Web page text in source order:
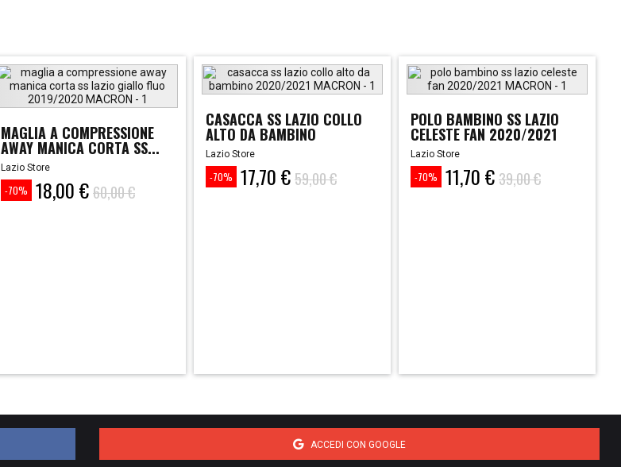
MAGLIA A COMPRESSIONE
AWAY MANICA CORTA SS...
Lazio Store
-70%
Prezzo18,00 €
Prezzo
base
60,00 €
CASACCA SS LAZIO COLLO
ALTO DA BAMBINO
2020/2021
Lazio Store
-70%
Prezzo17,70 €
Prezzo
base
59,00 €
POLO BAMBINO SS LAZIO
CELESTE FAN 2020/2021
Lazio Store
-70%
Prezzo11,70 €
Prezzo
base
39,00 €
ACCEDI CON GOOGLE